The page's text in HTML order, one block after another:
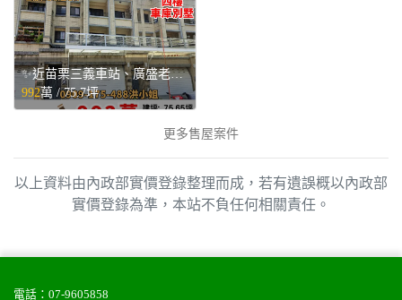
✨近苗栗三義車站、廣盛老街✨站前四樓車庫別墅💥 - 苗栗縣三義鄉售屋
992萬 /75.7坪
更多售屋案件
以上資料由內政部實價登錄整理而成，若有遺誤概以內政部
實價登錄為準，本站不負任何相關責任。
電話： 07-9605858